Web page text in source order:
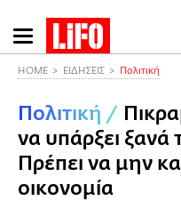
Παράκαμψη
προς
περιεχόμενο
HOME ΕΙΔΗΣΕΙΣ Πολιτική
Πολιτική /
να υπάρξει ξανά
Πρέπει να μην
οικονομία